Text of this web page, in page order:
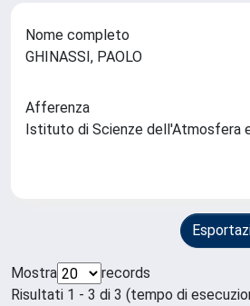
Nome completo
GHINASSI, PAOLO
Afferenza
Istituto di Scienze dell'Atmosfera
Mostra
records
Risultati 1 - 3 di 3 (tempo di